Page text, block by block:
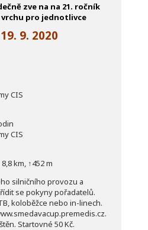
zve na na 21. ročník
pro jednotlivce
19. 9. 2020
CIS
CIS
km, ↑452 m
silničního provozu a
se pokyny pořadatelů.
koloběžce nebo in-linech.
.
Startovné 50 Kč.